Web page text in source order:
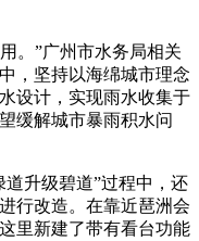
。”广州市水务局相关
，坚持以海绵城市理念
设计，实现雨水收集于
缓解城市暴雨积水问
升级碧道”过程中，还
行改造。在靠近琶洲会
里新建了带有看台功能